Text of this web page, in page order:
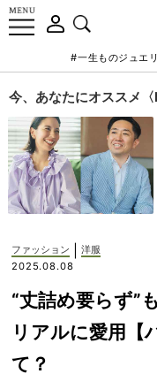
#一生ものジュエ
今、あなたにオススメ〈
ファッション
洋服
2025.08.08
“丈詰め要らず”
リアルに愛用【
て？